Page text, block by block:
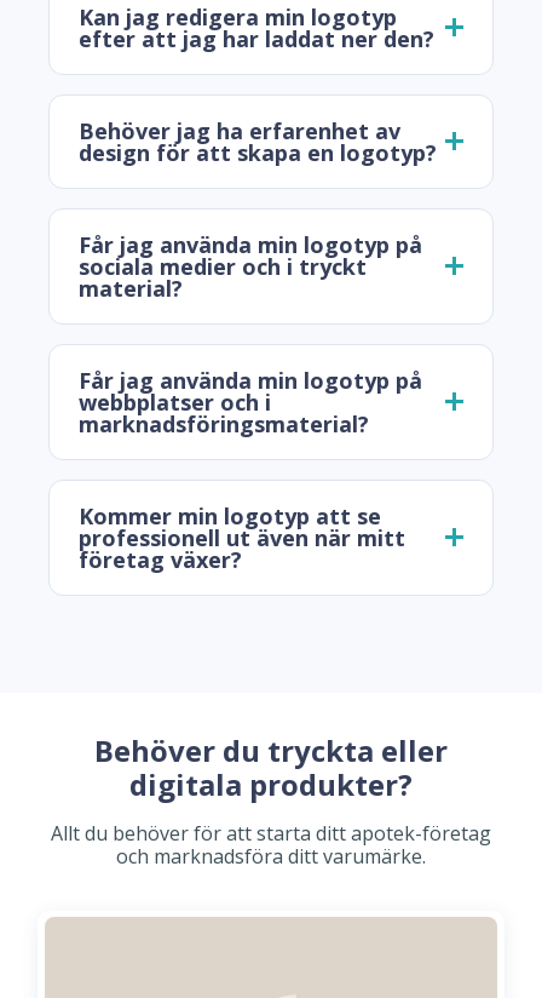
Kan jag redigera min logotyp
efter att jag har laddat ner den?
Behöver jag ha erfarenhet av
design för att skapa en logotyp?
Får jag använda min logotyp på
sociala medier och i tryckt
material?
Får jag använda min logotyp på
webbplatser och i
marknadsföringsmaterial?
Kommer min logotyp att se
professionell ut även när mitt
företag växer?
Behöver du tryckta eller
digitala produkter?
Allt du behöver för att starta ditt apotek-företag
och marknadsföra ditt varumärke.